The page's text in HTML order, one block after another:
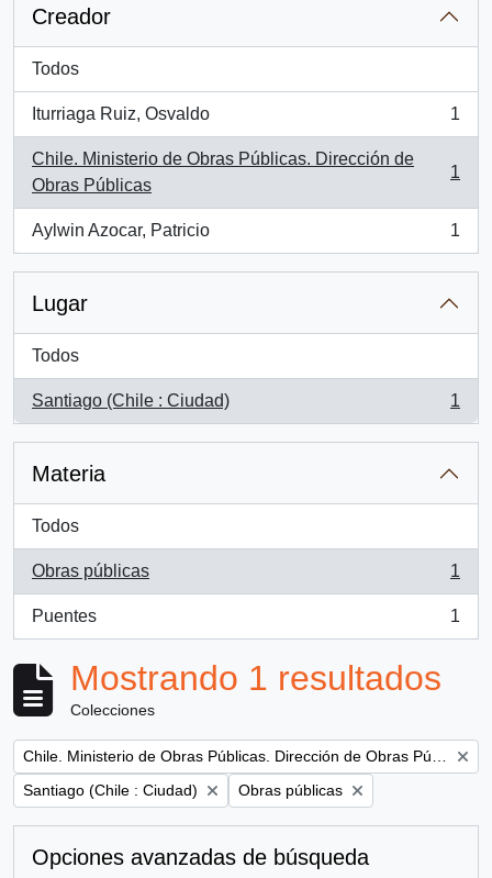
Creador
Todos
Iturriaga Ruiz, Osvaldo
, 1 resultados
1
Chile. Ministerio de Obras Públicas. Dirección de
Obras Públicas
, 1 resultados
1
Aylwin Azocar, Patricio
, 1 resultados
1
Lugar
Todos
Santiago (Chile : Ciudad)
, 1 resultados
1
Materia
Todos
Obras públicas
, 1 resultados
1
Puentes
, 1 resultados
1
Mostrando 1 resultados
Colecciones
Remove filter:
Remove filter:
Santiago (Chile : Ciudad) Remove filter:
Obras públicas
Opciones avanzadas de búsqueda